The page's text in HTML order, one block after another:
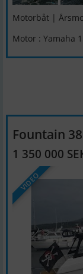
Motorbåt |
Motor : Yamaha
Fountain
1 350 000
VIDEO